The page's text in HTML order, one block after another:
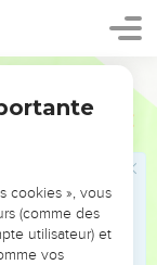
qu'il tient
bien dompter
les Corinthiens
) dans un
admettre que
son
cookies », vous
(comme des
utilisateur) et
vos